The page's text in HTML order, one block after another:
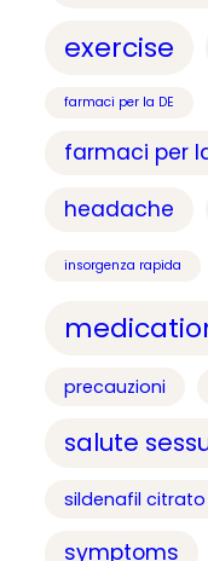
exercise
farmaci per la DE
farmaci per
headache
insorgenza rapida
precauzioni
salute
sildenafil citrato
symptoms